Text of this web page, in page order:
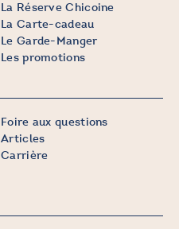
La Réserve Chicoine
La Carte-cadeau
Le Garde-Manger
Les promotions
Foire aux questions
Articles
Carrière